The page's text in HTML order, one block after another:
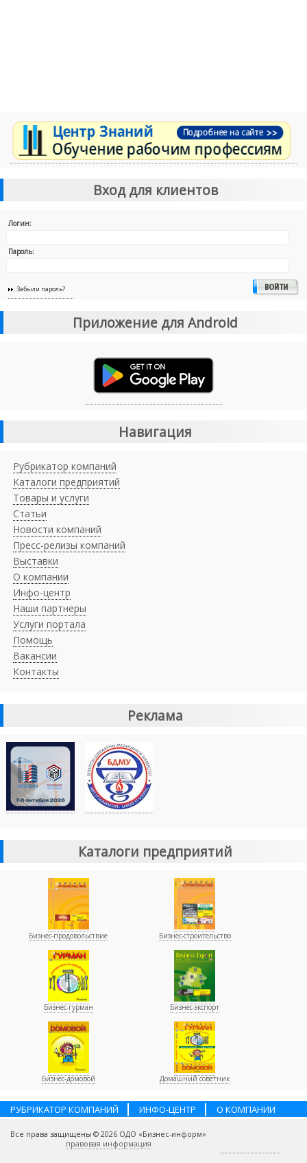
Вход для клиентов
Логин:
Пароль:
Забыли пароль?
Приложение для Android
Навигация
Рубрикатор компаний
Каталоги предприятий
Товары и услуги
Статьи
Новости компаний
Пресс-релизы компаний
Выставки
О компании
Инфо-центр
Наши партнеры
Услуги портала
Помощь
Вакансии
Контакты
Реклама
Каталоги предприятий
Бизнес-продовольствие Бизнес-строительство
Бизнес-гурман Бизнес-экспорт
Бизнес-домовой Домашний советник
РУБРИКАТОР КОМПАНИЙ ИНФО-ЦЕНТР
О КОМПАНИИ
Все права защищены © 2026 ОДО «Бизнес-информ»
правовая информация